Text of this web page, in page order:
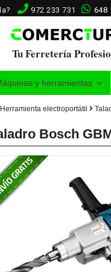
972 233 731 648
Tu Ferretería
y herramientas
Herramienta electroportátil
Bosch